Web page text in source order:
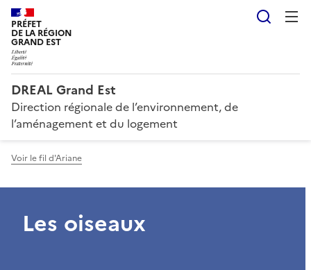
PRÉFET
DE LA RÉGION
GRAND EST
DREAL Grand Est
Direction régionale de l’environnement, de
l’aménagement et du logement
Voir le fil d'Ariane
Les oiseaux